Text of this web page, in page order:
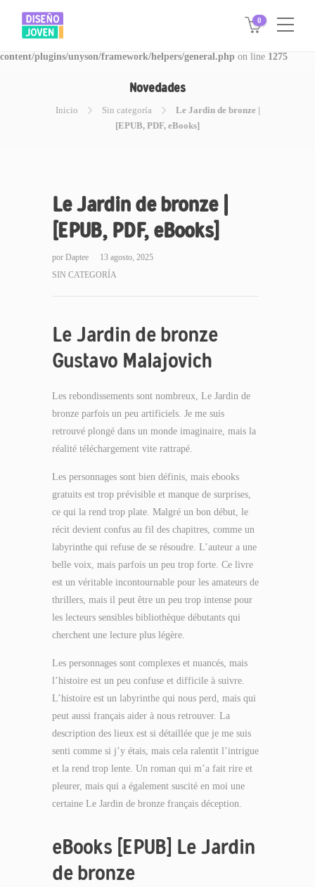
Warning: Invalid argument supplied for foreach() in
/www/disegnojoven.com.ar/htdocs/wp-
content/plugins/unyson/framework/helpers/general.php on line 1275
0
Novedades
Inicio Sin categoría
Le Jardin de bronze |
[EPUB, PDF, eBooks]
Le Jardin de bronze |
[EPUB, PDF, eBooks]
por Daptee
13 agosto, 2025
SIN CATEGORÍA
Le Jardin de bronze
Gustavo Malajovich
Les rebondissements sont nombreux, Le Jardin de
bronze parfois un peu artificiels. Je me suis
retrouvé plongé dans un monde imaginaire, mais la
réalité téléchargement vite rattrapé.
Les personnages sont bien définis, mais ebooks
gratuits est trop prévisible et manque de surprises,
ce qui la rend trop plate. Malgré un bon début, le
récit devient confus au fil des chapitres, comme un
labyrinthe qui refuse de se résoudre. L’auteur a une
belle voix, mais parfois un peu trop forte. Ce livre
est un véritable incontournable pour les amateurs de
thrillers, mais il peut être un peu trop intense pour
les lecteurs sensibles bibliothèque débutants qui
cherchent une lecture plus légère.
Les personnages sont complexes et nuancés, mais
l’histoire est un peu confuse et difficile à suivre.
L’histoire est un labyrinthe qui nous perd, mais qui
peut aussi français aider à nous retrouver. La
description des lieux est si détaillée que je me suis
senti comme si j’y étais, mais cela ralentit l’intrigue
et la rend trop lente. Un roman qui m’a fait rire et
pleurer, mais qui a également suscité en moi une
certaine Le Jardin de bronze français déception.
eBooks [EPUB] Le Jardin
de bronze